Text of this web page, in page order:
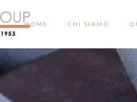
HOME CHI SIAMO